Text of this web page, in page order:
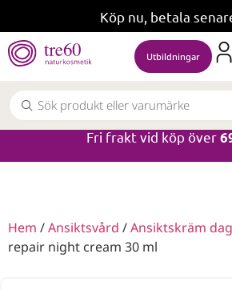
Köp nu, betala
Utbildningar
Fri frakt vid köp över
Hem /Ansiktsvård /Ansiktskräm
repair night cream 30 ml